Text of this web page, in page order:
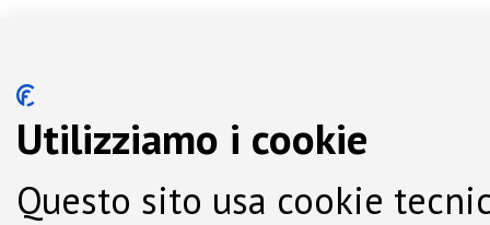
Utilizziamo i cookie
Questo sito usa cookie